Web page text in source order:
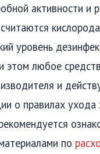
активности и
уровень
любое
и
о правилах
по